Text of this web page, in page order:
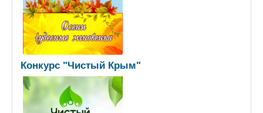
Конкурс "Чистый Крым"